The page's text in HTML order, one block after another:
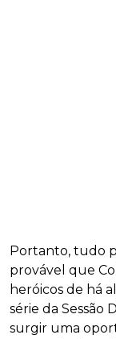
Portanto, tudo
provável que
heróicos de há
série da Sessão
surgir uma